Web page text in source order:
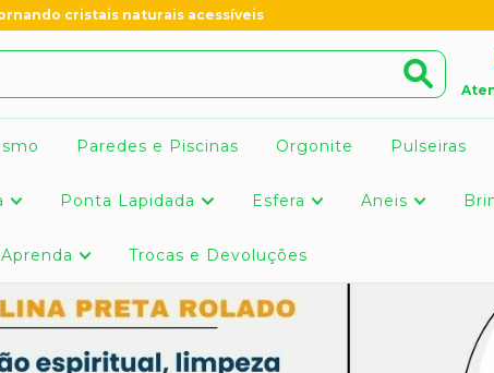
cristais naturais acessíveis
Paredes e Piscinas Orgonite Pulseiras
Ponta Lapidada Esfera Aneis
Aprenda Trocas e Devoluções